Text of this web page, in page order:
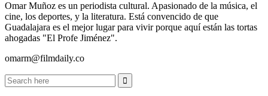
Omar Muñoz es un periodista cultural. Apasionado de la música, el
cine, los deportes, y la literatura. Está convencido de que
Guadalajara es el mejor lugar para vivir porque aquí están las tortas
ahogadas "El Profe Jiménez".
omarm@filmdaily.co